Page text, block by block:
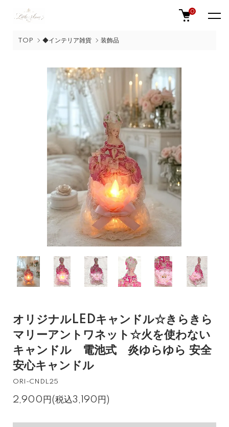
0
TOP ◆インテリア雑貨 装飾品
オリジナルLEDキャンドル☆きらきら
マリーアントワネット☆火を使わない
キャンドル 電池式 炎ゆらゆら 安全
安心キャンドル
ORI-CNDL25
2,900円(税込3,190円)